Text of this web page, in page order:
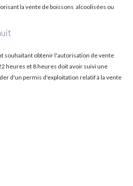
la vente de boissons alcoolisées ou
souhaitant obtenir l'autorisation de vente
heures et 8 heures doit avoir suivi une
d'un permis d'exploitation relatif à la vente